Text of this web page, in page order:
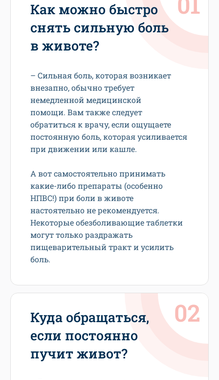
Как можно быстро
снять сильную боль
в животе?
– Сильная боль, которая возникает
внезапно, обычно требует
немедленной медицинской
помощи. Вам также следует
обратиться к врачу, если ощущаете
постоянную боль, которая усиливается
при движении или кашле.
А вот самостоятельно принимать
какие-либо препараты (особенно
НПВС!) при боли в животе
настоятельно не рекомендуется.
Некоторые обезболивающие таблетки
могут только раздражать
пищеварительный тракт и усилить
боль.
Куда обращаться,
если постоянно
пучит живот?